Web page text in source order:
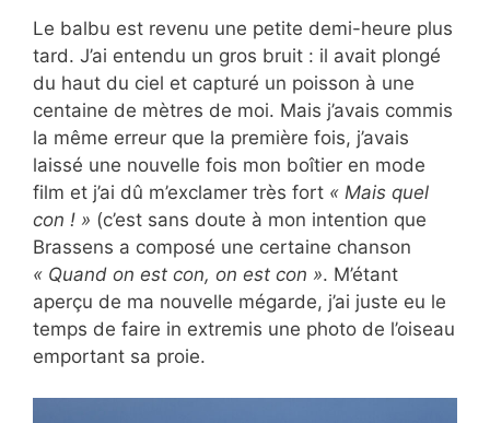
Le balbu est revenu une petite demi-heure plus
tard. J’ai entendu un gros bruit : il avait plongé
du haut du ciel et capturé un poisson à une
centaine de mètres de moi. Mais j’avais commis
la même erreur que la première fois, j’avais
laissé une nouvelle fois mon boîtier en mode
film et j’ai dû m’exclamer très fort « Mais quel
con ! » (c’est sans doute à mon intention que
Brassens a composé une certaine chanson
« Quand on est con, on est con ». M’étant
aperçu de ma nouvelle mégarde, j’ai juste eu le
temps de faire in extremis une photo de l’oiseau
emportant sa proie.